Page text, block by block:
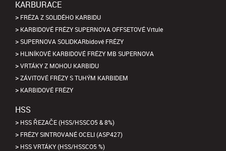
KARBURACE
FRÉZA Z SOLIDÉHO KARBIDU
KARBIDOVÉ FRÉZY SUPERNOVA OFFSETOVÉ Vrtule
SUPERNOVA SOLIDKARbidové FRÉZY
HLINÍKOVÉ KARBIDOVÉ FRÉZY MB SUPERNOVA
VRTÁKY Z MOHOU KARBIDU
ZÁVITOVÉ FRÉZY S TUHÝM KARBIDEM
KARBIDOVÉ FRÉZY
HSS
HSS ŘEZAČE (HSS/HSSCO5 & 8%)
FRÉZY SINTROVANÉ OCELI (ASP427)
HSS VRTÁKY (HSS/HSSCO5 %)